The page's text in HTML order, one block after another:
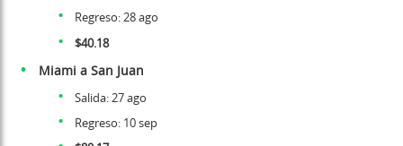
Regreso: 28 ago
$40.18
Miami a San Juan
Salida: 27 ago
Regreso: 10 sep